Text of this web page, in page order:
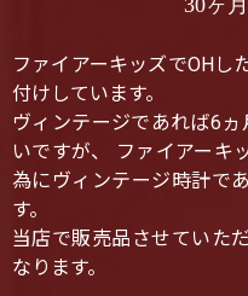
ファイアーキッズでOHし
付けしています。
ヴィンテージであれば6
いですが、 ファイアーキ
為にヴィンテージ時計で
す。
当店で販売品させていた
なります。